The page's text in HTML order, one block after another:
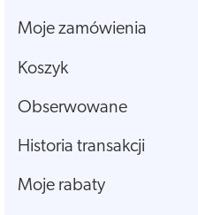
Moje zamówienia
Koszyk
Obserwowane
Historia transakcji
Moje rabaty